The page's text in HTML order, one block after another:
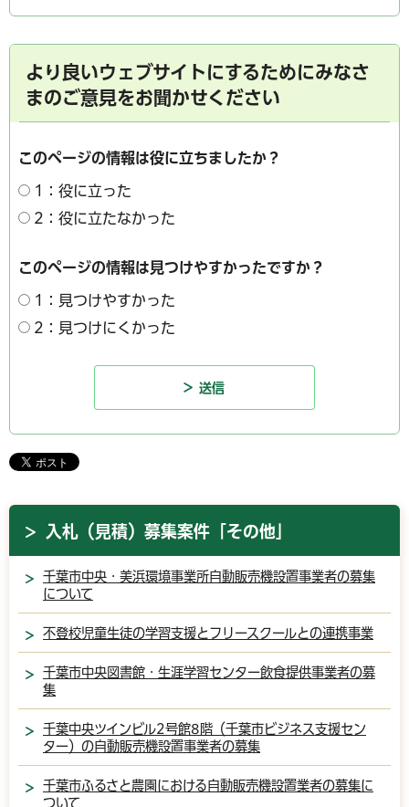
より良いウェブサイトにするためにみなさ
まのご意見をお聞かせください
このページの情報は役に立ちましたか？
1：役に立った
2：役に立たなかった
このページの情報は見つけやすかったですか？
1：見つけやすかった
2：見つけにくかった
入札（見積）募集案件「その他」
千葉市中央・美浜環境事業所自動販売機設置事業者の募集
について
不登校児童生徒の学習支援とフリースクールとの連携事業
千葉市中央図書館・生涯学習センター飲食提供事業者の募
集
千葉中央ツインビル2号館8階（千葉市ビジネス支援セン
ター）の自動販売機設置事業者の募集
千葉市ふるさと農園における自動販売機設置業者の募集に
ついて